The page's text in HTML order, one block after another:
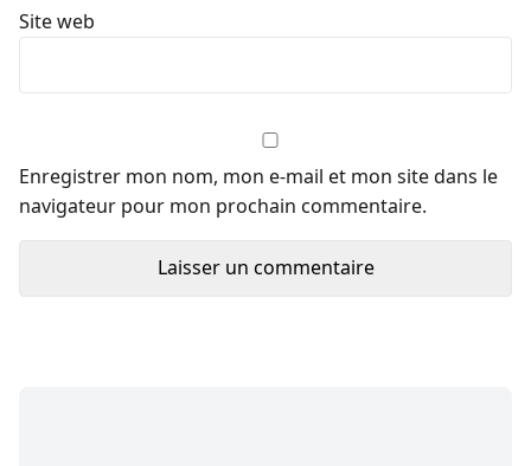
Site web
Enregistrer mon nom, mon e-mail et mon site dans le
navigateur pour mon prochain commentaire.